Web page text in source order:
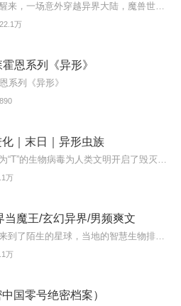
万
恩系列《异形》
系列《异形》
｜末日｜异形虫族
万
当魔王/玄幻异界/男频爽文
万
国零号绝密档案）